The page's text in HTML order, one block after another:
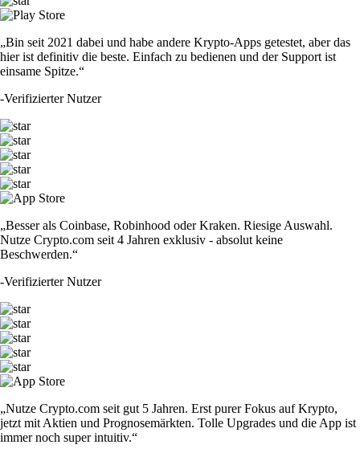
„Bin seit 2021 dabei und habe andere Krypto-Apps getestet, aber das
hier ist definitiv die beste. Einfach zu bedienen und der Support ist
einsame Spitze.“
-Verifizierter Nutzer
„Besser als Coinbase, Robinhood oder Kraken. Riesige Auswahl.
Nutze Crypto.com seit 4 Jahren exklusiv - absolut keine
Beschwerden.“
-Verifizierter Nutzer
„Nutze Crypto.com seit gut 5 Jahren. Erst purer Fokus auf Krypto,
jetzt mit Aktien und Prognosemärkten. Tolle Upgrades und die App ist
immer noch super intuitiv.“